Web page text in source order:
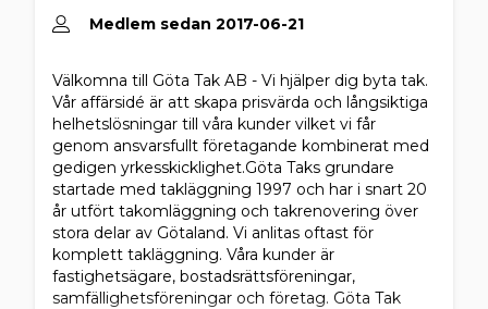
Medlem sedan 2017-06-21
Välkomna till Göta Tak AB - Vi hjälper dig byta tak.
Vår affärsidé är att skapa prisvärda och långsiktiga
helhetslösningar till våra kunder vilket vi får
genom ansvarsfullt företagande kombinerat med
gedigen yrkesskicklighet.Göta Taks grundare
startade med takläggning 1997 och har i snart 20
år utfört takomläggning och takrenovering över
stora delar av Götaland. Vi anlitas oftast för
komplett takläggning. Våra kunder är
fastighetsägare, bostadsrättsföreningar,
samfällighetsföreningar och företag. Göta Tak